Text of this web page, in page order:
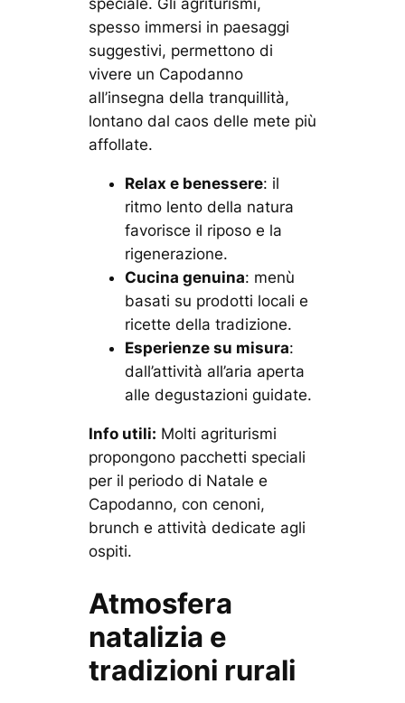
speciale. Gli agriturismi,
spesso immersi in paesaggi
suggestivi, permettono di
vivere un Capodanno
all’insegna della tranquillità,
lontano dal caos delle mete più
affollate.
Relax e benessere: il
ritmo lento della natura
favorisce il riposo e la
rigenerazione.
Cucina genuina: menù
basati su prodotti locali e
ricette della tradizione.
Esperienze su misura:
dall’attività all’aria aperta
alle degustazioni guidate.
Info utili: Molti agriturismi
propongono pacchetti speciali
per il periodo di Natale e
Capodanno, con cenoni,
brunch e attività dedicate agli
ospiti.
Atmosfera
natalizia e
tradizioni rurali